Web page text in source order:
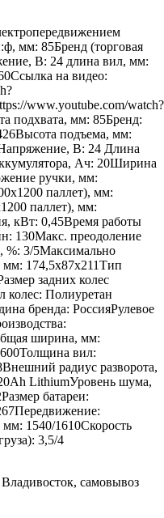
мм: 85Бренд (торговая
В: 24 длина вил, мм:
на видео:
www.youtube.com/watch?
подхвата, мм: 85Бренд:
подъема, мм:
В: 24 Длина
Ач: 20Ширина
ручки, мм:
паллет), мм:
паллет), мм:
кВт: 0,45Время работы
130Макс. преодоление
%: 3/5Максимально
мм: 174,5x87x211Тип
задних колес
колес: Полиуретан
бренда: РоссияРулевое
ширина, мм:
вил:
радиус разворота,
LithiumУровень шума,
батареи:
1540/1610Скорость
3,5/4
самовывоз